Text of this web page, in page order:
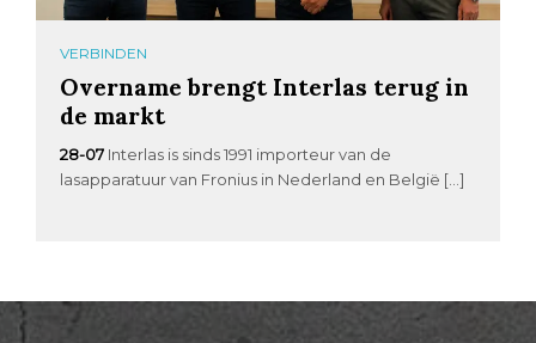
VERBINDEN
Overname brengt Interlas terug in
de markt
28-07 Interlas is sinds 1991 importeur van de
lasapparatuur van Fronius in Nederland en België […]